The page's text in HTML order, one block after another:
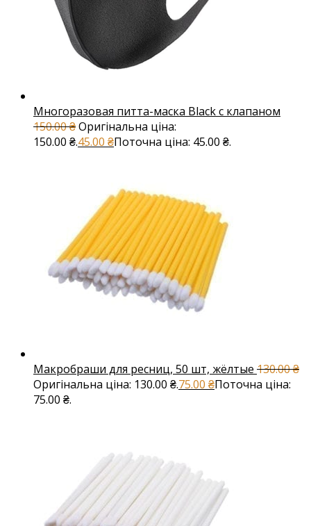
Многоразовая питта-маска Black с клапаном
150.00₴Оригінальна ціна:
150.00 ₴.45.00 ₴Поточна ціна: 45.00 ₴.
Макробраши для ресниц, 50 шт, жёлтые 130.00₴
Оригінальна ціна: 130.00 ₴.75.00 ₴Поточна ціна:
75.00 ₴.